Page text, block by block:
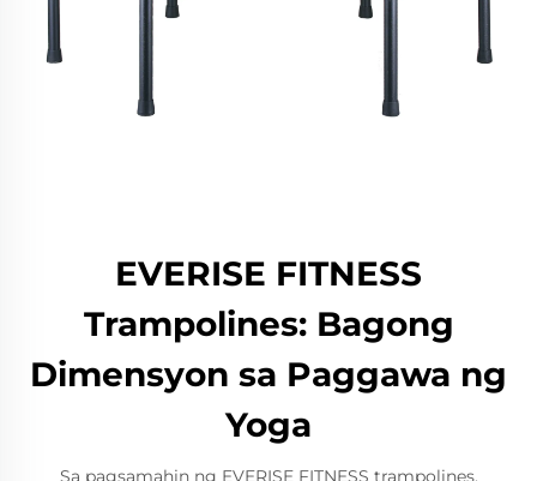
EVERISE FITNESS
Trampolines: Bagong
Dimensyon sa Paggawa ng
Yoga
Sa pagsamahin ng EVERISE FITNESS trampolines,